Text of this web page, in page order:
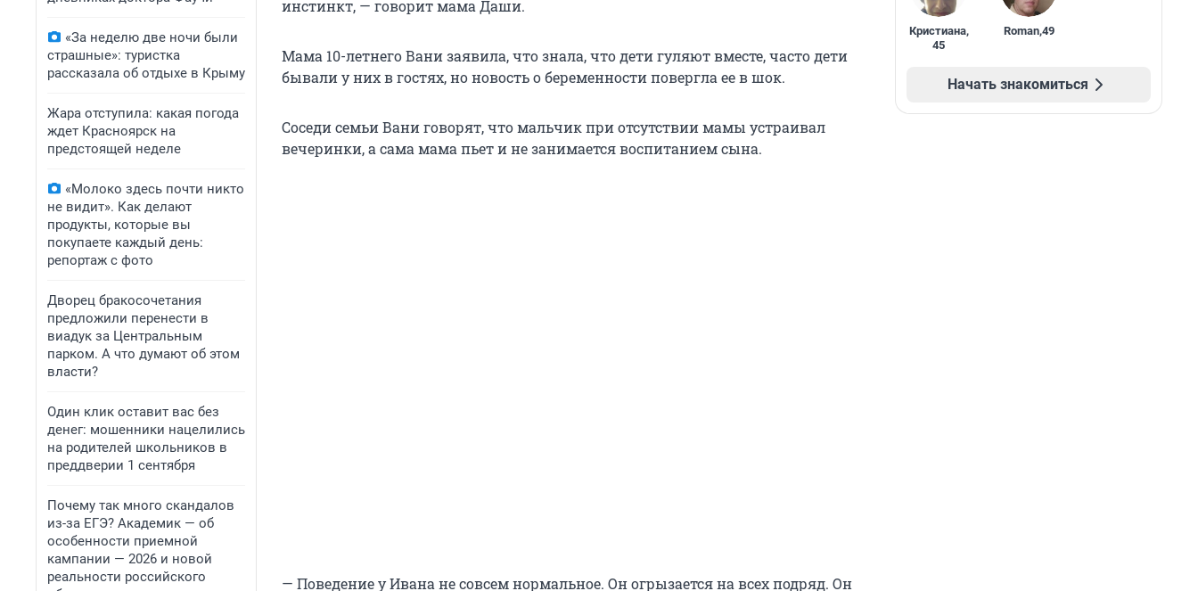
«За неделю две ночи были
страшные»: туристка
рассказала об отдыхе в Крыму
Жара отступила: какая погода
ждет Красноярск на
предстоящей неделе
«Молоко здесь почти никто
не видит». Как делают
продукты, которые вы
покупаете каждый день:
репортаж с фото
Дворец бракосочетания
предложили перенести в
виадук за Центральным
парком. А что думают об этом
власти?
Один клик оставит вас без
денег: мошенники нацелились
на родителей школьников в
преддверии 1 сентября
Почему так много скандалов
из-за ЕГЭ? Академик — об
особенности приемной
кампании — 2026 и новой
реальности российского
инстинкт, — говорит мама Даши.
Мама 10-летнего Вани заявила, что знала, что дети гуляют вместе, часто дети
бывали у них в гостях, но новость о беременности повергла ее в шок.
Соседи семьи Вани говорят, что мальчик при отсутствии мамы устраивал
вечеринки, а сама мама пьет и не занимается воспитанием сына.
— Поведение у Ивана не совсем нормальное. Он огрызается на всех подряд. Он
Кристиана,
45
Roman,49
Начать знакомиться